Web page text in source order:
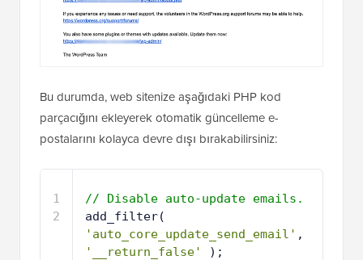
Bu durumda, web sitenize aşağıdaki PHP kod
parçacığını ekleyerek otomatik güncelleme e-
postalarını kolayca devre dışı bırakabilirsiniz:
1
2
// Disable auto-update emails.
'auto_core_update_send_email'
'__return_false'
);